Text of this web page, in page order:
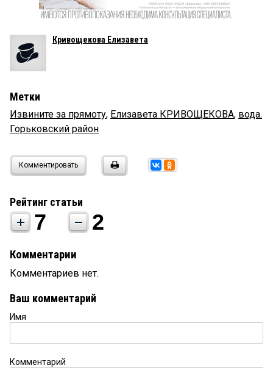
Кривощекова Елизавета
Метки
Извините за прямоту, Елизавета КРИВОЩЕКОВА, вода.
Горьковский район
Комментировать
Рейтинг статьи
7 2
Комментарии
Комментариев нет.
Ваш комментарий
Имя
Комментарий